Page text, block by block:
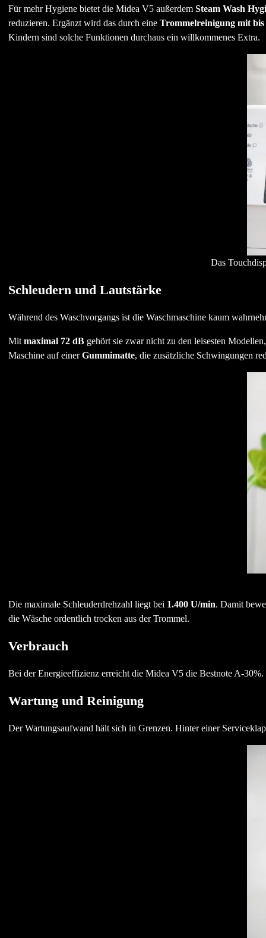
Für mehr Hygiene bietet die Midea V5 außerdem Steam Wash
reduzieren. Ergänzt wird das durch eine Trommelreinigung mit bis
Kindern sind solche Funktionen durchaus ein willkommenes Extra.
Das
Schleudern und Lautstärke
Während des Waschvorgangs ist die Waschmaschine kaum
Mit maximal 72 dBgehört sie zwar nicht zu den leisesten
Maschine auf einerGummimatte, die zusätzliche Schwingungen
Die maximale Schleuderdrehzahl liegt bei 1.400 U/min. Damit
die Wäsche ordentlich trocken aus der Trommel.
Verbrauch
Bei der Energieeffizienz erreicht die Midea V5 die Bestnote A-
Wartung und Reinigung
Der Wartungsaufwand hält sich in Grenzen. Hinter einer